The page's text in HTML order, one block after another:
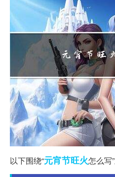
以下围绕“元宵节旺火怎么写